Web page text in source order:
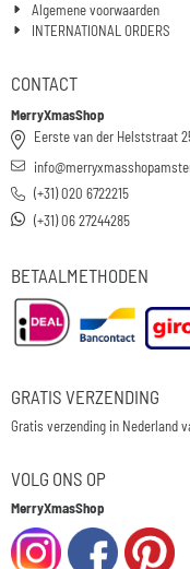
Algemene voorwaarden
INTERNATIONAL ORDERS
CONTACT
MerryXmasShop
Eerste van der Helststraat
(+31) 020 6722215
(+31) 06 27244285
BETAALMETHODEN
GRATIS VERZENDING
Gratis verzending in Nederland
VOLG ONS OP
MerryXmasShop